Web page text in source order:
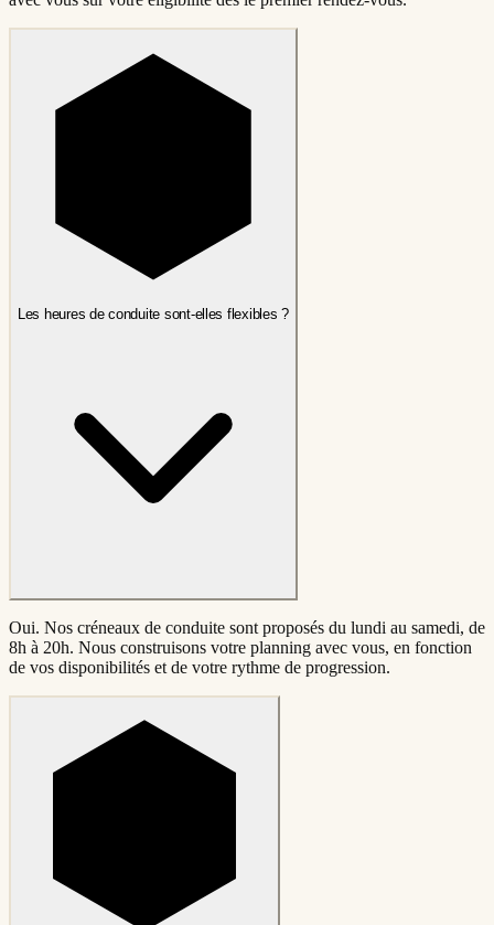
Les heures de conduite sont-elles flexibles ?
Oui. Nos créneaux de conduite sont proposés du lundi au samedi, de
8h à 20h. Nous construisons votre planning avec vous, en fonction
de vos disponibilités et de votre rythme de progression.